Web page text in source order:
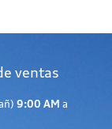
ventas
9:00 AM a